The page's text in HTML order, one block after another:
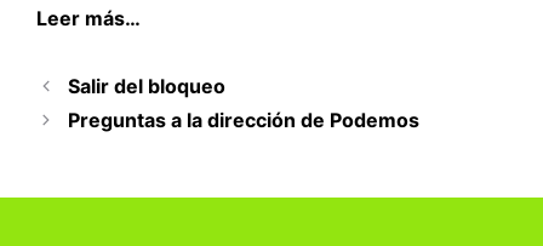
Leer más…
Salir del bloqueo
Preguntas a la dirección de Podemos